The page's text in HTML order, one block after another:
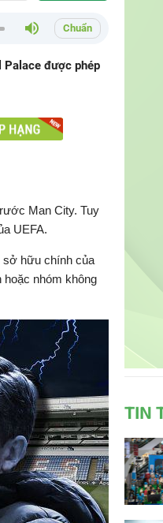
Chuẩn
Palace được phép
Man City. Tuy
UEFA.
sở hữu chính của
hoặc nhóm không
TIN